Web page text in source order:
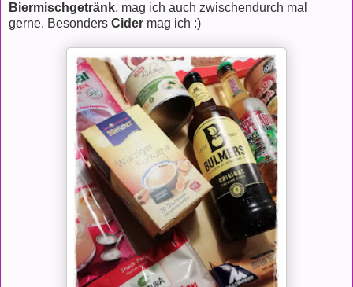
Biermischgetränk, mag ich auch zwischendurch mal
gerne. Besonders Cider mag ich :)